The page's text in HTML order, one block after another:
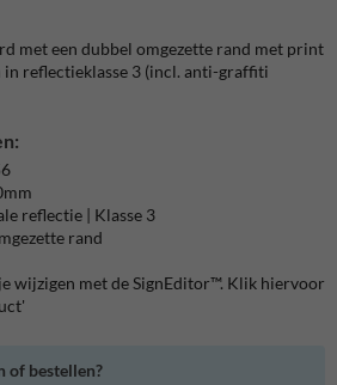
met een dubbel omgezette rand met print
reflectieklasse 3 (incl. anti-graffiti
reflectie | Klasse 3
rand
wijzigen met de SignEditor™. Klik hiervoor
of bestellen?